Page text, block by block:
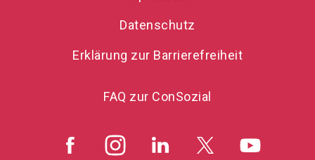
Datenschutz
Erklärung zur Barrierefreiheit
FAQ zur ConSozial